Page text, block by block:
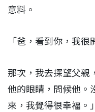
意料。
「爸，看到你，我很
那次，我去探望父親
他的眼睛，問候他。
來，我覺得很幸福。